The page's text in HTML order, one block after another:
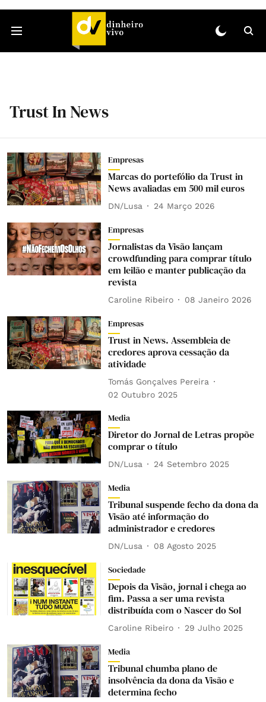
Trust In News
Empresas
Marcas do portefólio da Trust in
News avaliadas em 500 mil euros
DN/Lusa 24 Março 2026
Empresas
Jornalistas da Visão lançam
crowdfunding para comprar título
em leilão e manter publicação da
revista
Caroline Ribeiro 08 Janeiro 2026
Empresas
Trust in News. Assembleia de
credores aprova cessação da
atividade
Tomás Gonçalves Pereira
02 Outubro 2025
Media
Diretor do Jornal de Letras propõe
comprar o título
DN/Lusa 24 Setembro 2025
Media
Tribunal suspende fecho da dona da
Visão até informação do
administrador e credores
DN/Lusa 08 Agosto 2025
Sociedade
Depois da Visão, jornal i chega ao
fim. Passa a ser uma revista
distribuída com o Nascer do Sol
Caroline Ribeiro 29 Julho 2025
Media
Tribunal chumba plano de
insolvência da dona da Visão e
determina fecho